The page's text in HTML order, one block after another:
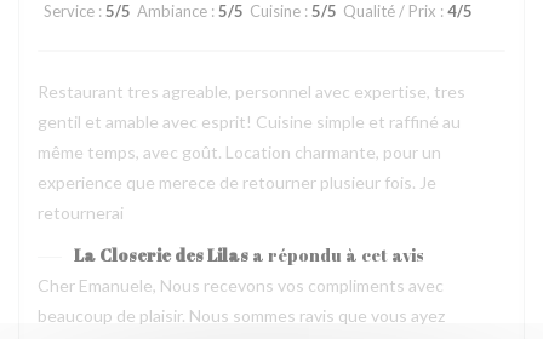
Service : 5/5 Ambiance : 5/5 Cuisine : 5/5 Qualité / Prix : 4/5
Restaurant tres agreable, personnel avec expertise, tres
gentil et amable avec esprit! Cuisine simple et raffiné au
même temps, avec goût. Location charmante, pour un
experience que merece de retourner plusieur fois. Je
retournerai
La Closerie des Lilas a répondu à cet avis
Cher Emanuele, Nous recevons vos compliments avec
beaucoup de plaisir. Nous sommes ravis que vous ayez